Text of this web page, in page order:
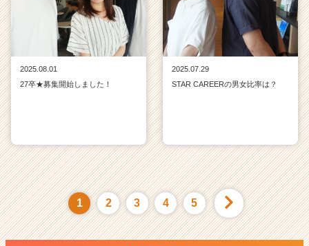
2025.08.01
27卒★募集開始しました！
2025.07.29
STAR CAREERの男女比率は？
1 2 3 4 5